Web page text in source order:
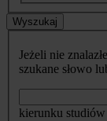
Wyszukaj
Jeżeli nie
szukane słowo
kierunku